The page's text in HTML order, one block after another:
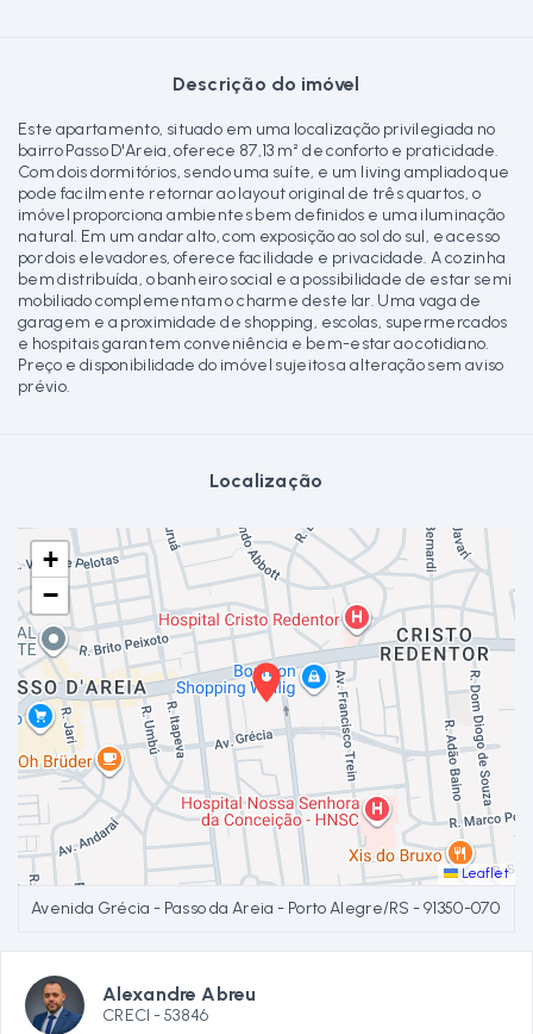
Descrição do imóvel
Este apartamento, situado em uma localização privilegiada no
bairro Passo D'Areia, oferece 87,13 m² de conforto e praticidade.
Com dois dormitórios, sendo uma suíte, e um living ampliado que
pode facilmente retornar ao layout original de três quartos, o
imóvel proporciona ambientes bem definidos e uma iluminação
natural. Em um andar alto, com exposição ao sol do sul, e acesso
por dois elevadores, oferece facilidade e privacidade. A cozinha
bem distribuída, o banheiro social e a possibilidade de estar semi
mobiliado complementam o charme deste lar. Uma vaga de
garagem e a proximidade de shopping, escolas, supermercados
e hospitais garantem conveniência e bem-estar ao cotidiano.
Preço e disponibilidade do imóvel sujeitos a alteração sem aviso
prévio.
Localização
+
−
Leaflet
Avenida Grécia - Passo da Areia - Porto Alegre/RS - 91350-070
Alexandre Abreu
CRECI -53846